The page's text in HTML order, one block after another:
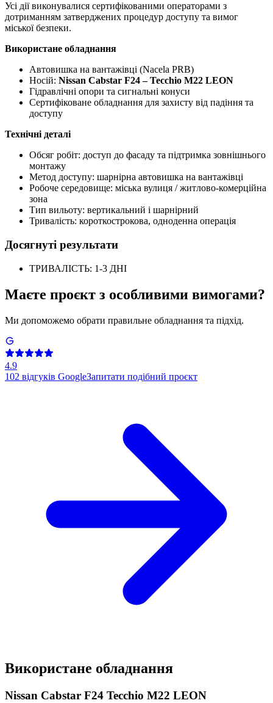
Усі дії виконувалися сертифікованими операторами з
дотриманням затверджених процедур доступу та вимог
міської безпеки.
Використане обладнання
Автовишка на вантажівці (Nacela PRB)
Носій: Nissan Cabstar F24 – Tecchio M22 LEON
Гідравлічні опори та сигнальні конуси
Сертифіковане обладнання для захисту від падіння та
доступу
Технічні деталі
Обсяг робіт: доступ до фасаду та підтримка зовнішнього
монтажу
Метод доступу: шарнірна автовишка на вантажівці
Робоче середовище: міська вулиця / житлово-комерційна
зона
Тип вильоту: вертикальний і шарнірний
Тривалість: короткострокова, одноденна операція
Досягнуті результати
ТРИВАЛІСТЬ: 1-3 ДНІ
Маєте проєкт з особливими вимогами?
Ми допоможемо обрати правильне обладнання та підхід.
4.9
102 відгуків GoogleЗапитати подібний проєкт
Використане обладнання
Nissan Cabstar F24 Tecchio M22 LEON